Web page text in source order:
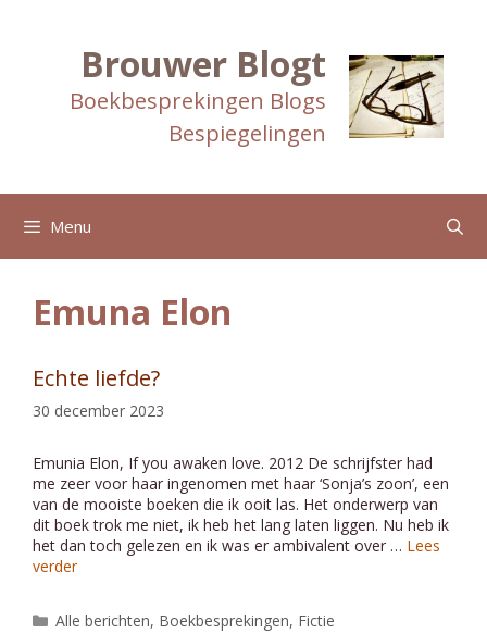
Brouwer Blogt
Boekbesprekingen Blogs
Bespiegelingen
Menu
Emuna Elon
Echte liefde?
30 december 2023
Emunia Elon, If you awaken love. 2012 De schrijfster had
me zeer voor haar ingenomen met haar ‘Sonja’s zoon’, een
van de mooiste boeken die ik ooit las. Het onderwerp van
dit boek trok me niet, ik heb het lang laten liggen. Nu heb ik
het dan toch gelezen en ik was er ambivalent over … Lees
verder
Categorieën
Alle berichten, Boekbesprekingen, Fictie